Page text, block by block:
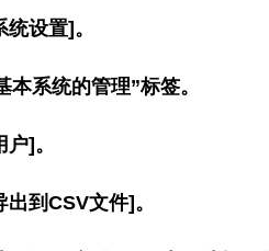
设置]。
本系统的管理”标签。
]。
出到CSV文件]。